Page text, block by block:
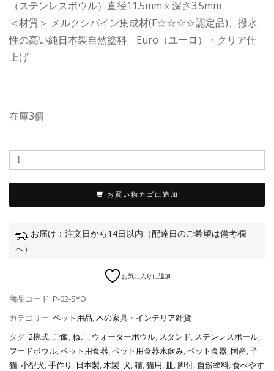
（ステンレスボウル）直径11.5mmｘ深さ3.5mm
＜材質＞ メルクシパイン集成材(F☆☆☆☆認定品)、撥水
性の高い純日本製自然塗料 Euro（ユーロ）・クリア仕
上げ
在庫3個
お買い物カゴに追加
お届け：注文日から14日以内（配達日のご希望は備考欄
へ）
お気に入りに追加
商品コード: P-02-SYO
カテゴリー: ペット用品,木の家具・インテリア雑貨
タグ: 2椀式, ご飯,ねこ, ウォーターボウル, スタンド, ステンレスボール,
フードボウル,ペット用食器,ペット用食器水飲み,ペット食器, 国産,子
猫,小型犬,手作り , 日本製,木製,犬,猫,猫用, 皿, 脚付, 自然塗料,食べやす